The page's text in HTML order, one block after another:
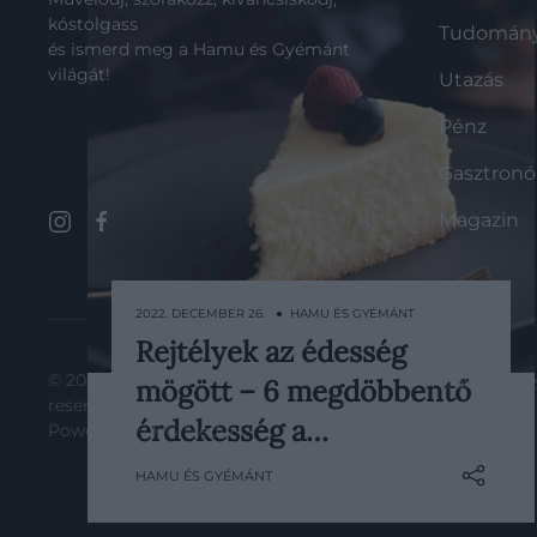
A sajttortát rengetegen szeretik
sima állaga és finom íze miatt, azt
azonban kevesen tudják, hogy
ebben a desszertben sokkal több
van, mint sajt, kalória és cukor.
2022. DECEMBER 26. ● HAMU ÉS GYÉMÁNT
Rejtélyek az édesség
mögött – 6 megdöbbentő
érdekesség a…
HAMU ÉS GYÉMÁNT
kóstolgass
és ismerd meg a Hamu és Gyémánt
világát!
Utazás
Pénz
Magazin
© 2025 All rights
reserved.
Powered byHG Media.
moderálási